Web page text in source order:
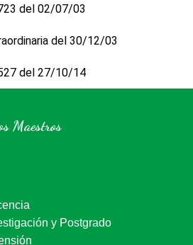
del 02/07/03
del 30/12/03
del 27/10/14
Maestros
y Postgrado